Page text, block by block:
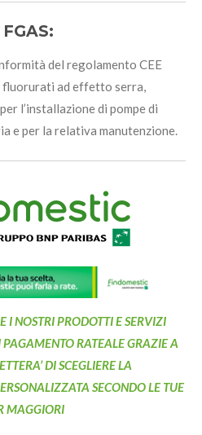
del regolamento CEE
ad effetto serra,
l’installazione di pompe di
e per la relativa manutenzione.
I NOSTRI PRODOTTI E SERVIZI
PAGAMENTO RATEALE GRAZIE A
DI SCEGLIERE LA
SECONDO LE TUE
MAGGIORI